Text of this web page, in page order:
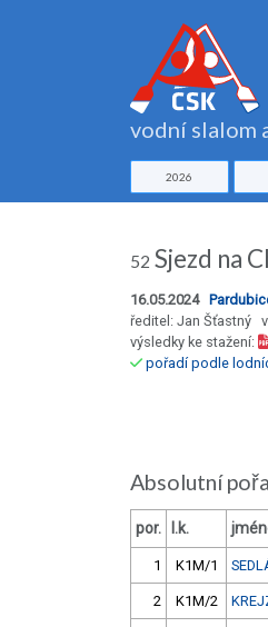
vodní slalom
2026
52 Sjezd na
16.05.2024
ředitel: Jan Šťastný
výsledky ke stažení:
pořadí podle
Absolutní
por. l.k.
1 K1M/1
2 K1M/2